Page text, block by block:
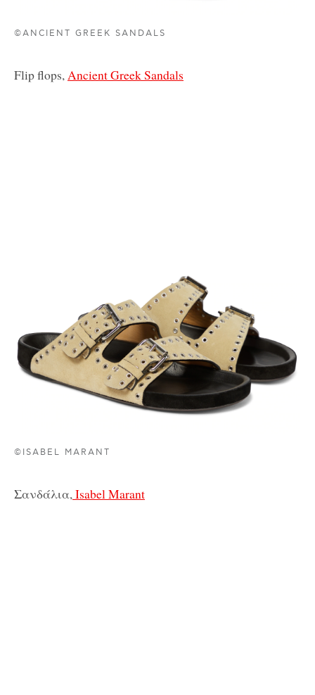
©ANCIENT GREEK SANDALS
Flip flops,Ancient Greek Sandals
©ISABEL MARANT
Σανδάλια,Isabel Marant